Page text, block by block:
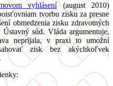
vyhlásení(august 2010)
tvorbu zisku za presne
obmedzenia zisku zdravotných
súd. Vláda argumentuje,
neprijala, v praxi to umožní
zisk bez akýchkoľvek